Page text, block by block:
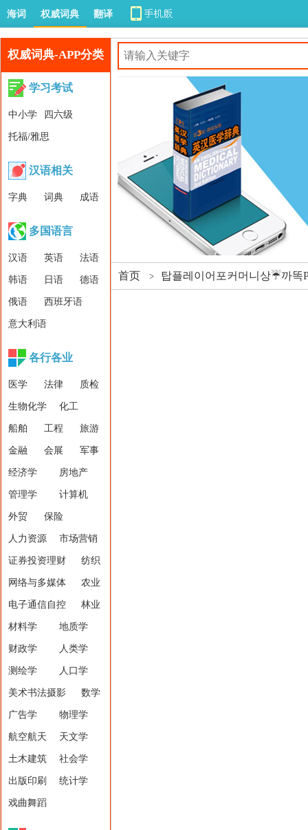
海词 权威词典 翻译
权威词典-APP分类
学习考试
中小学 四六级
托福/雅思
汉语相关
字典 词典 成语
多国语言
汉语 英语 法语
韩语 日语 德语
俄语 西班牙语
意大利语
各行各业
医学 法律 质检
生物化学 化工
船舶 工程 旅游
金融 会展 军事
经济学 房地产
管理学 计算机
外贸 保险
人力资源 市场营销
证券投资理财 纺织
网络与多媒体 农业
电子通信自控 林业
材料学 地质学
财政学 人类学
测绘学 人口学
美术书法摄影 数学
广告学 物理学
航空航天 天文学
土木建筑 社会学
出版印刷 统计学
戏曲舞蹈
首页 > 탑플레이어포커머니상☔까